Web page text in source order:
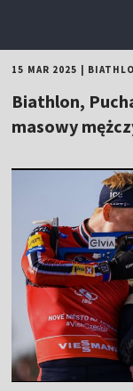
15 MAR 2025
Biathlon,
masowy